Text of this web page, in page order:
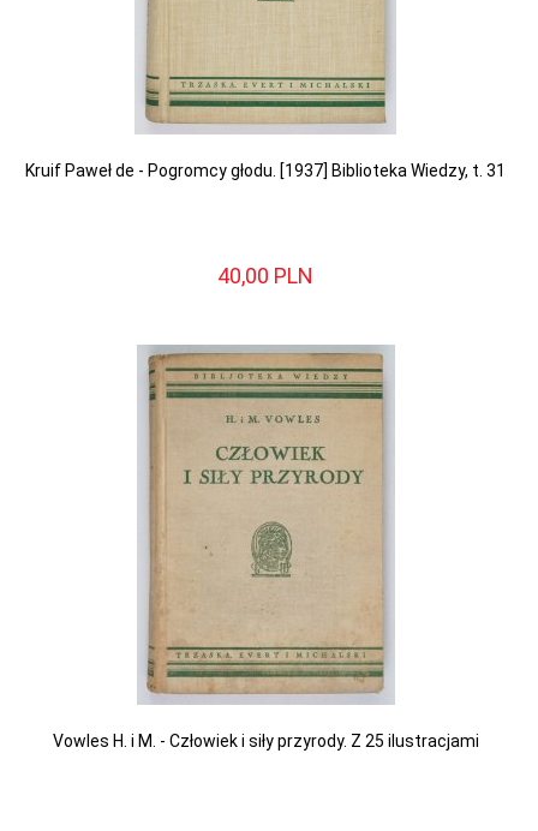
Kruif Paweł de - Pogromcy głodu. [1937] Biblioteka Wiedzy, t. 31
40,00 PLN
Vowles H. i M. - Człowiek i siły przyrody. Z 25 ilustracjami